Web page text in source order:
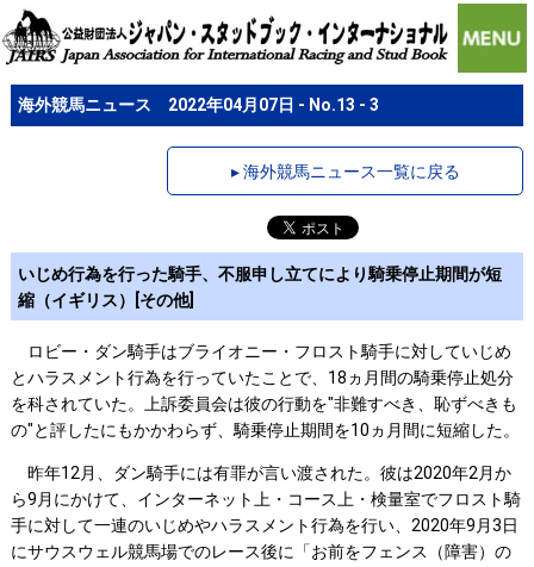
海外競馬ニュース 2022年04月07日 - No.13 - 3
▸ 海外競馬ニュース一覧に戻る
いじめ行為を行った騎手、不服申し立てにより騎乗停止期間が短
縮（イギリス）[その他]
ロビー・ダン騎手はブライオニー・フロスト騎手に対していじめ
とハラスメント行為を行っていたことで、18ヵ月間の騎乗停止処分
を科されていた。上訴委員会は彼の行動を"非難すべき、恥ずべきも
の"と評したにもかかわらず、騎乗停止期間を10ヵ月間に短縮した。
昨年12月、ダン騎手には有罪が言い渡された。彼は2020年2月か
ら9月にかけて、インターネット上・コース上・検量室でフロスト騎
手に対して一連のいじめやハラスメント行為を行い、2020年9月3日
にサウスウェル競馬場でのレース後に「お前をフェンス（障害）の